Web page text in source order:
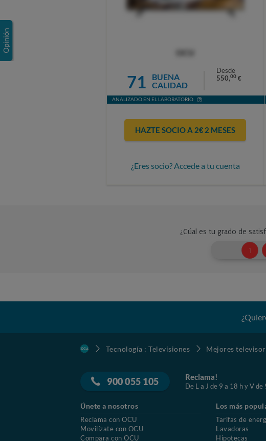
71
BUENA
CALIDAD
Desde
550,00 €
ANALIZADO EN EL LABORATORIO
HAZTE SOCIO A 2€ 2 MESES
¿Eres socio? Accede a tu cuenta
Tecnología : Televisiones Mejores
900 055 105 Reclama!
De L a J de 9 a 18 h y V de
Únete a nosotros
Reclama con OCU
Movilízate con OCU
Compara con OCU
Los más
Tarifas de
Lavadoras
Hipotecas